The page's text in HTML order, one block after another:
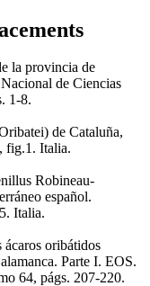
la provincia de
de Ciencias
1-8.
de Cataluña,
fig.1. Italia.
Robineau-
español.
Italia.
oribátidos
Parte I. EOS.
64, págs. 207-220.